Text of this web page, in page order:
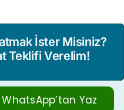
İster Misiniz?
Teklifi Verelim!
WhatsApp’tan Yaz